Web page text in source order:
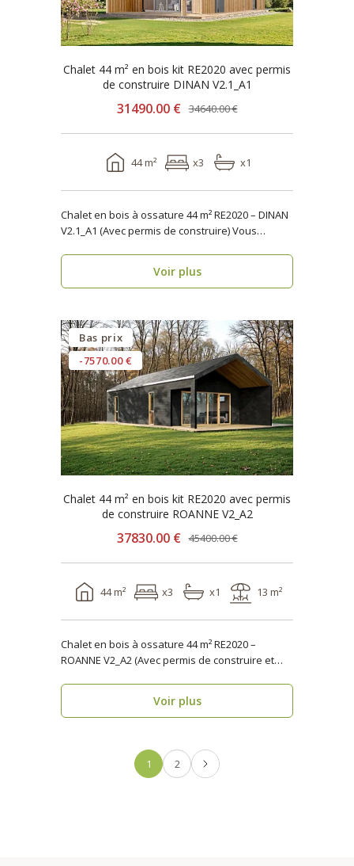
Chalet 44 m² en bois kit RE2020 avec permis
de construire DINAN V2.1_A1
31490.00 € 34640.00 €
44 m² x3 x1
Chalet en bois à ossature 44 m² RE2020 – DINAN
V2.1_A1 (Avec permis de construire) Vous
Voir plus
Bas prix
-7570.00 €
Chalet 44 m² en bois kit RE2020 avec permis
de construire ROANNE V2_A2
37830.00 € 45400.00 €
44 m² x3 x1 13 m²
Chalet en bois à ossature 44 m² RE2020 –
ROANNE V2_A2 (Avec permis de construire et
Voir plus
1 2